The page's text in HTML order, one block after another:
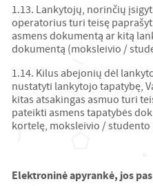
1.13. Lankytojų, norinčių
operatorius turi teisę
asmens dokumentą ar kitą
dokumentą (moksleivio /
1.14. Kilus abejonių dėl
nustatyti lankytojo tapatybę,
kitas atsakingas asmuo turi
pateikti asmens tapatybės
kortelę, moksleivio / studento
Elektroninė apyrankė, jos